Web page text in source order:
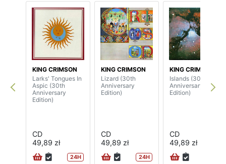
KING CRIMSON
Larks' Tongues In
Aspic (30th
Anniversary
Edition)
CD
49,89 zł
24H
KING CRIMSON
Lizard (30th
Anniversary
Edition)
CD
49,89 zł
24H
KING CRIMSON
Islands (30th
Anniversary
Edition)
CD
49,89 zł